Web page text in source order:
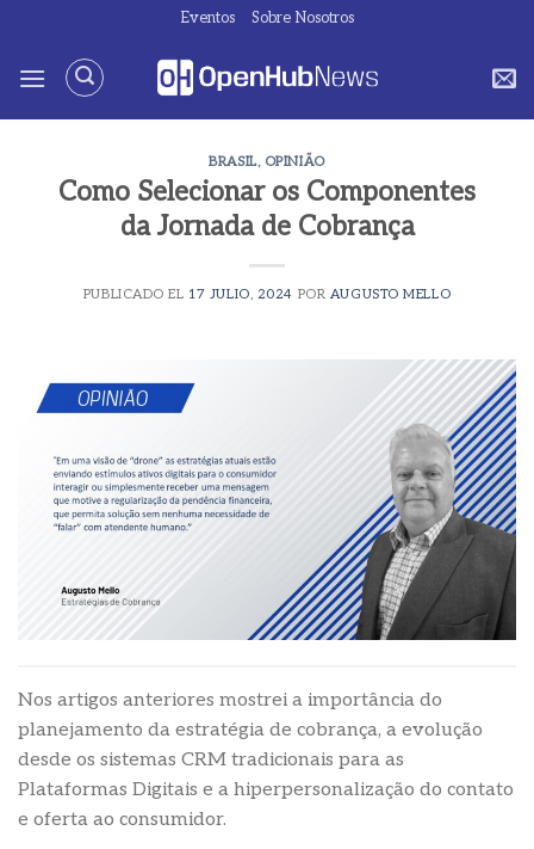
contenido
Eventos Sobre Nosotros
BRASIL, OPINIÃO
Como Selecionar os Componentes
da Jornada de Cobrança
PUBLICADO EL 17 JULIO, 2024 POR AUGUSTO MELLO
Nos artigos anteriores mostrei a importância do
planejamento da estratégia de cobrança, a evolução
desde os sistemas CRM tradicionais para as
Plataformas Digitais e a hiperpersonalização do contato
e oferta ao consumidor.